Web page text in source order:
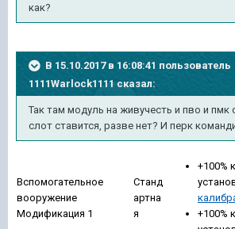
как?
В 15.10.2017 в 16:08:41 пользователь
1111Warlock1111 сказал:
Так там модуль на живучесть и пво и пмк
слот ставится, разве нет? И перк
Вспомогательное
вооружение
Модификация 1
Станд
артна
я
+100%
+100%